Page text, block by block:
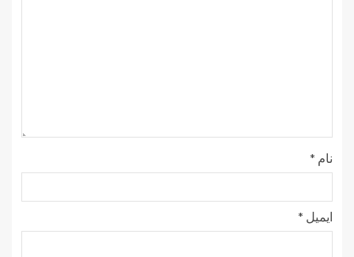
نام *
ایمیل *